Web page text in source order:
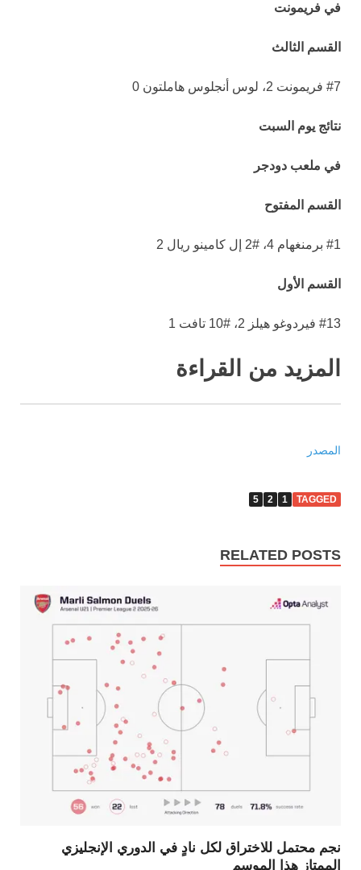
في فريمونت
القسم الثالث
#7 فريمونت 2، لوس أنجلوس هاملتون 0
نتائج يوم السبت
في ملعب دودجر
القسم المفتوح
#1 برمنغهام 4، #2 إل كامينو ريال 2
القسم الأول
#13 فيردوغو هيلز 2، #10 تافت 1
المزيد من القراءة
المصدر
TAGGED
1
2
5
RELATED POSTS
نجم محتمل للاختراق لكل نادٍ في الدوري الإنجليزي
الممتاز هذا الموسم